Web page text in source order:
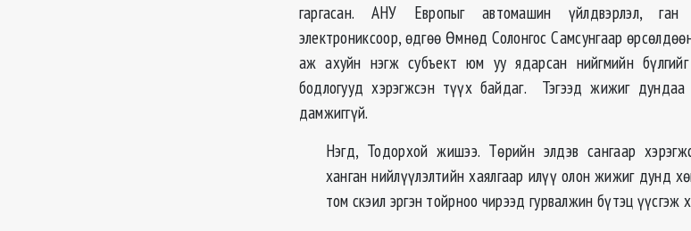
гаргасан. АНУ Европыг автомашин үйлдвэрлэл, ган
электрониксоор, өдгөө Өмнөд Солонгос Самсунгаар
аж ахуйн нэгж субъект юм уу ядарсан нийгмийн
бодлогууд хэрэгжсэн түүх байдаг. Тэгээд жижиг
дамжиггүй.
Нэгд, Тодорхой жишээ. Төрийн элдэв сангаар
ханган нийлүүлэлтийн хаялгаар илүү олон жижиг дунд
том скэил эргэн тойрноо чирээд гурвалжин бүтэц үүсгэж